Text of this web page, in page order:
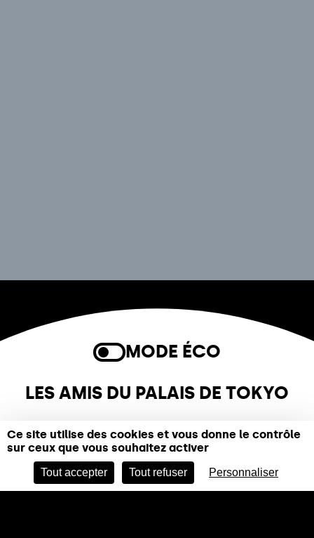
MODE ÉCO
LES AMIS DU PALAIS DE TOKYO
NEWSLETTER
De l’art, des idées et toute l’actualité du Palais de
Tokyo dans votre boîte mail. Inscrivez-vous !
Nom*
Prénom*
Ce site utilise des cookies et vous donne le contrôle
sur ceux que vous souhaitez activer
Tout accepter Tout refuser Personnaliser